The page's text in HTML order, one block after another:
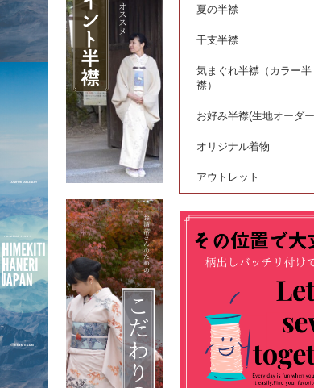
夏の半襟
干支半襟
気まぐれ半襟（カラー半
襟）
お好み半襟(生地オーダ
オリジナル着物
アウトレット